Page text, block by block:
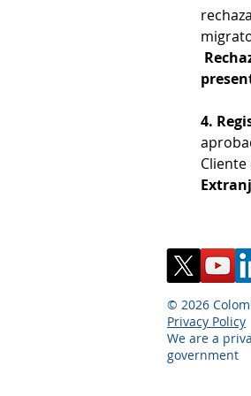
4.
Cliente
© 2026
Privacy Policy
We are a
government